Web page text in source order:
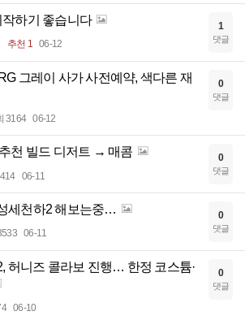
하기 좋습니다
추천 1 06-12
1
댓글
그레이 사가 사전예약, 색다른 재
3164 06-12
0
댓글
천 빌드 디저트 → 매콤
06-11
0
댓글
세천하2 해보는중…
06-11
0
댓글
허니즈 콜라보 진행… 한정 코스튬·
06-10
0
댓글